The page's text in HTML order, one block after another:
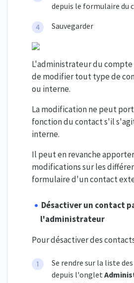
depuis le formulaire du
Sauvegarder
L'administrateur du compte
de modifier tout type de
ou interne.
La modification ne peut
fonction du contact s'il
interne.
Il peut en revanche
modifications sur les
formulaire d'un contact
Désactiver un contact
l'administrateur
Pour désactiver des
Se rendre sur la liste
depuis l'onglet